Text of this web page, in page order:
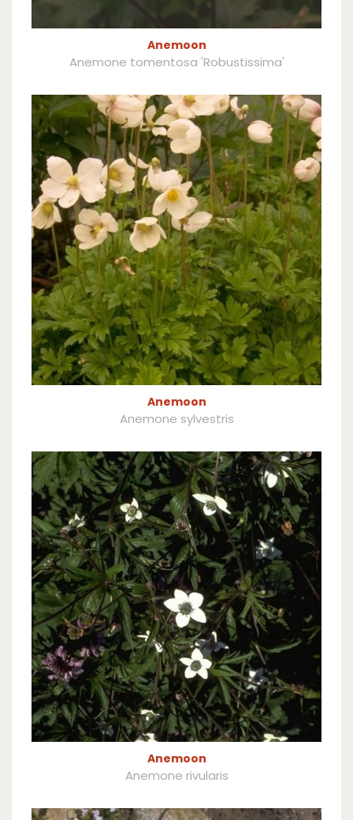
Anemoon
Anemone tomentosa 'Robustissima'
Anemoon
Anemone sylvestris
Anemoon
Anemone rivularis